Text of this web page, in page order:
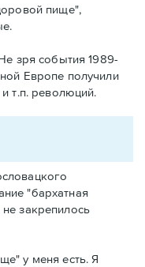
пище",
зря события 1989-
Европе получили
т.п. революций.
"бархатная
закрепилось
у меня есть. Я